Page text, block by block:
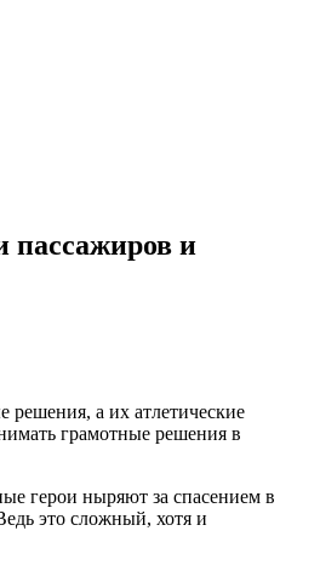
пассажиров и
решения, а их атлетические
грамотные решения в
герои ныряют за спасением в
это сложный, хотя и